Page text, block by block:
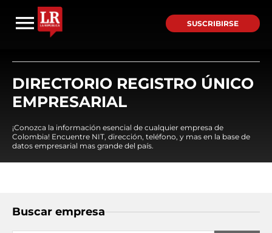
SUSCRIBIRSE
DIRECTORIO REGISTRO ÚNICO
EMPRESARIAL
¡Conozca la información esencial de cualquier empresa de
Colombia! Encuentre NIT, dirección, teléfono, y mas en la base de
datos empresarial mas grande del país.
Buscar empresa